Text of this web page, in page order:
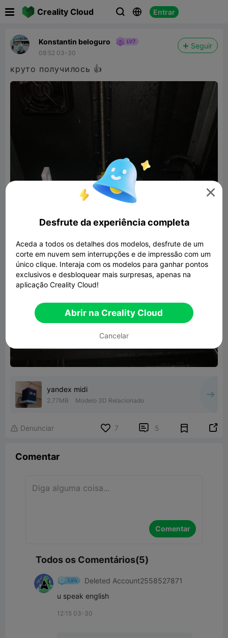
Creality Cloud   Entrar
Konstantin beloguro
08:52 03-30
Seguir
круто получилось 👍
yandex midi
2.77MB Modelo 3D Relacionado
 Denunciar 7  5 
Comentar
Comentar
Todos os Comentários(5)
Deleted Account2558527871
u speak english
12:15 03-30

Desfrute da experiência completa
Aceda a todos os detalhes dos modelos, desfrute de um
corte em nuvem sem interrupções e de impressão com um
único clique. Interaja com os modelos para ganhar pontos
exclusivos e desbloquear mais surpresas, apenas na
aplicação Creality Cloud!
Abrir na Creality Cloud
Cancelar